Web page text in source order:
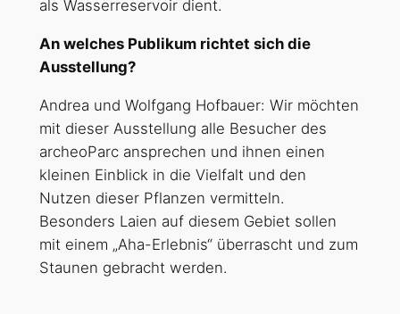
als Wasserreservoir dient.
An welches Publikum richtet sich die
Ausstellung?
Andrea und Wolfgang Hofbauer: Wir möchten
mit dieser Ausstellung alle Besucher des
archeoParc ansprechen und ihnen einen
kleinen Einblick in die Vielfalt und den
Nutzen dieser Pflanzen vermitteln.
Besonders Laien auf diesem Gebiet sollen
mit einem „Aha-Erlebnis“ überrascht und zum
Staunen gebracht werden.